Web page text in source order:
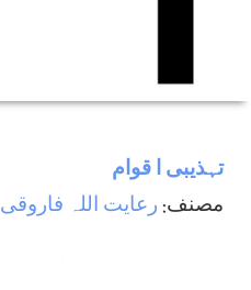
تہذيبی ا قوام
مصنف: رعایت اللہ فاروقی